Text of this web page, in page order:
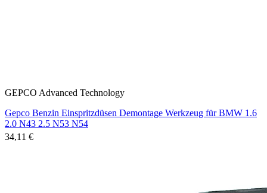
GEPCO Advanced Technology
Gepco Benzin Einspritzdüsen Demontage Werkzeug für BMW 1.6
2.0 N43 2.5 N53 N54
34,11 €